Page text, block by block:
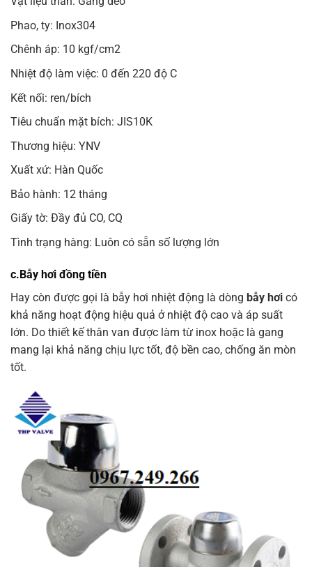
Phao, ty: Inox304
Chênh áp: 10 kgf/cm2
Nhiệt độ làm việc: 0 đến 220 độ C
Kết nối: ren/bích
Tiêu chuẩn mặt bích: JIS10K
Thương hiệu: YNV
Xuất xứ: Hàn Quốc
Bảo hành: 12 tháng
Giấy tờ: Đầy đủ CO, CQ
Tình trạng hàng: Luôn có sẵn số lượng lớn
c.Bẫy hơi đồng tiền
Hay còn được gọi là bẫy hơi nhiệt động là dòng bẫy hơi có
khả năng hoạt động hiệu quả ở nhiệt độ cao và áp suất
lớn. Do thiết kế thân van được làm từ inox hoặc là gang
mang lại khả năng chịu lực tốt, độ bền cao, chống ăn mòn
tốt.